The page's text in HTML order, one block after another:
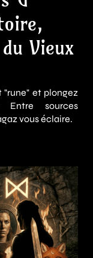
Vieux
et plongez
Entre sources
vous éclaire.